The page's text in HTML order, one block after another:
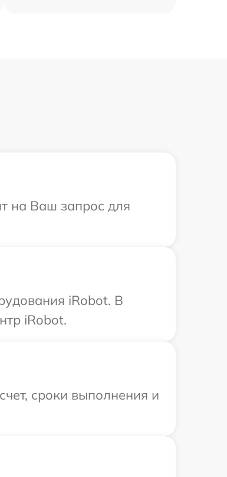
на Ваш запрос для
iRobot. В
iRobot.
сроки выполнения и